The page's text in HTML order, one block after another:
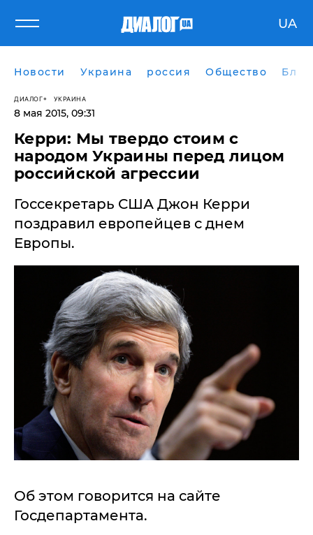
UA
Новости Украина россия Общество
ДИАЛОГ УКРАИНА
8 мая 2015, 09:31
Керри: Мы твердо стоим с
народом Украины перед лицом
российской агрессии
Госсекретарь США Джон Керри
поздравил европейцев с днем
Европы.
Об этом говорится на сайте
Госдепартамента.